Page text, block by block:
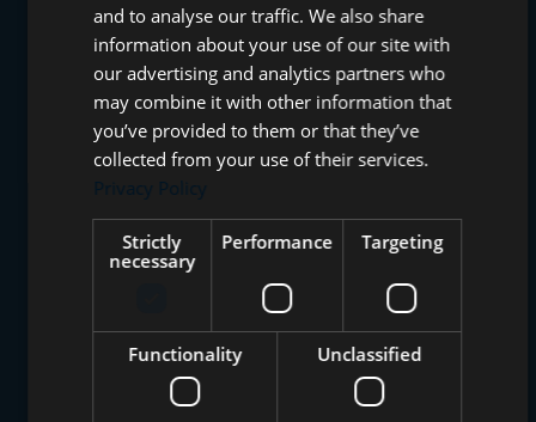
and to analyse our traffic. We also share
information about your use of our site with
our advertising and analytics partners who
may combine it with other information that
you’ve provided to them or that they’ve
collected from your use of their services.
Privacy Policy
Strictly
necessary
Performance Targeting
Functionality Unclassified